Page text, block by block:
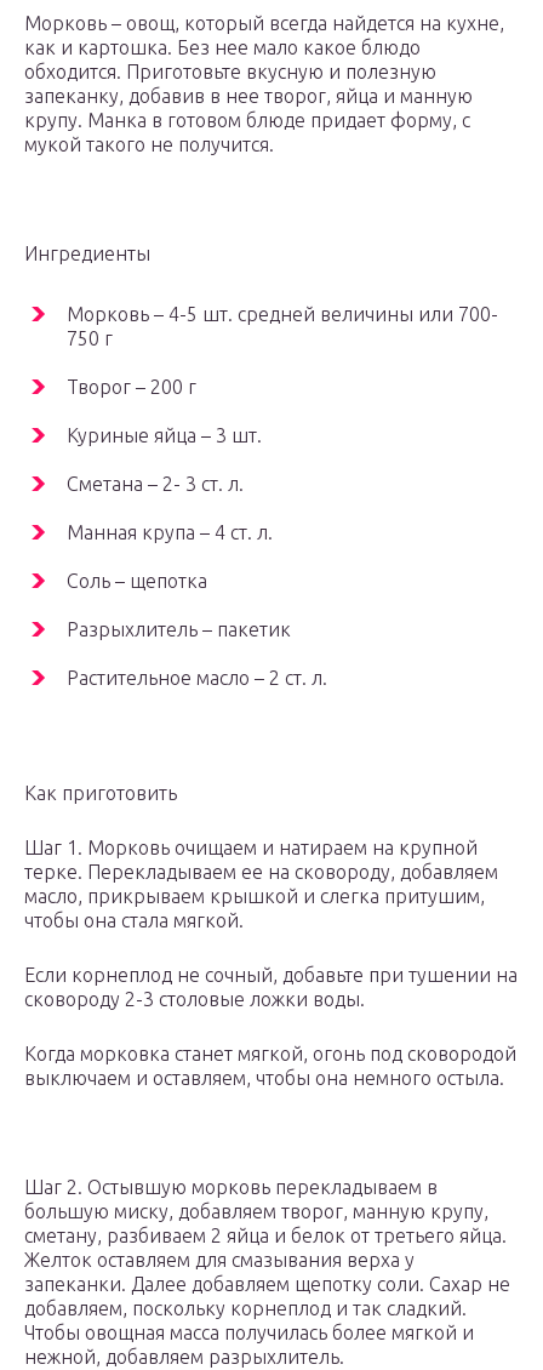
Морковь – овощ, который всегда найдется на кухне,
как и картошка. Без нее мало какое блюдо
обходится. Приготовьте вкусную и полезную
запеканку, добавив в нее творог, яйца и манную
крупу. Манка в готовом блюде придает форму, с
мукой такого не получится.
Ингредиенты
Морковь – 4-5 шт. средней величины или 700-
750 г
Творог – 200 г
Куриные яйца – 3 шт.
Сметана – 2- 3 ст. л.
Манная крупа – 4 ст. л.
Соль – щепотка
Разрыхлитель – пакетик
Растительное масло – 2 ст. л.
Как приготовить
Шаг 1. Морковь очищаем и натираем на крупной
терке. Перекладываем ее на сковороду, добавляем
масло, прикрываем крышкой и слегка притушим,
чтобы она стала мягкой.
Если корнеплод не сочный, добавьте при тушении на
сковороду 2-3 столовые ложки воды.
Когда морковка станет мягкой, огонь под сковородой
выключаем и оставляем, чтобы она немного остыла.
Шаг 2. Остывшую морковь перекладываем в
большую миску, добавляем творог, манную крупу,
сметану, разбиваем 2 яйца и белок от третьего яйца.
Желток оставляем для смазывания верха у
запеканки. Далее добавляем щепотку соли. Сахар не
добавляем, поскольку корнеплод и так сладкий.
Чтобы овощная масса получилась более мягкой и
нежной, добавляем разрыхлитель.